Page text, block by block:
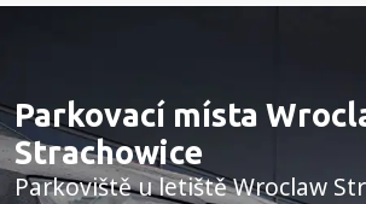
Parkovací místa
Strachowice
Parkoviště u letiště Wroclaw